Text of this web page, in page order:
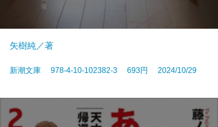
矢樹純／著
新潮文庫 978-4-10-102382-3 693円 2024/10/29